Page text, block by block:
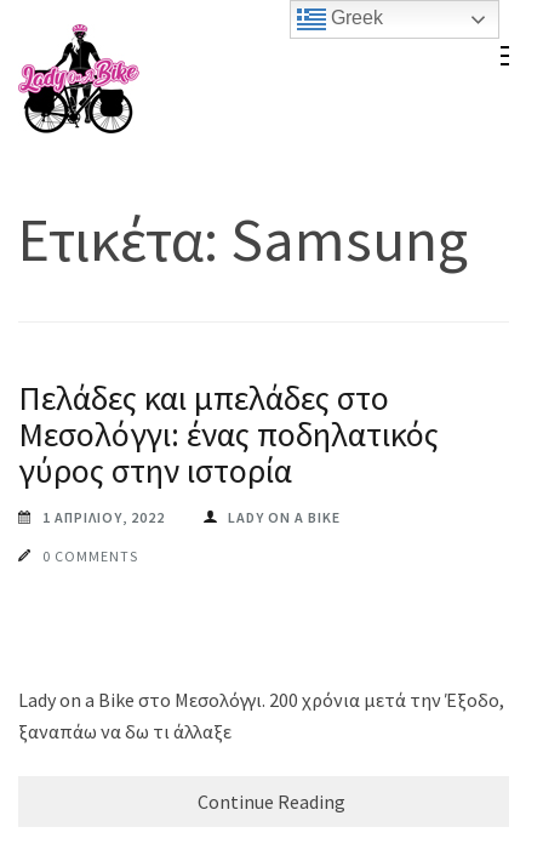
content
(Press
Ετικέτα: Samsung
Πελάδες και μπελάδες στο
Μεσολόγγι: ένας ποδηλατικός
γύρος στην ιστορία
1 ΑΠΡΙΛΊΟΥ, 2022 LADY ON A BIKE
0 COMMENTS
Lady on a Bike στο Μεσολόγγι. 200 χρόνια μετά την Έξοδο,
ξαναπάω να δω τι άλλαξε
Continue Reading
Greek